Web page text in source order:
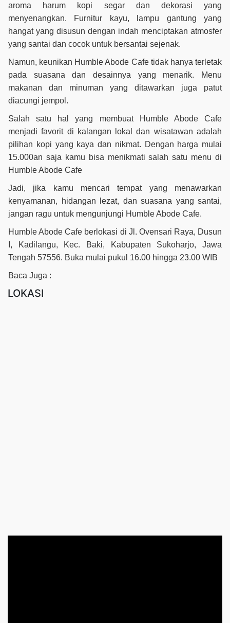
aroma harum kopi segar dan dekorasi yang
menyenangkan. Furnitur kayu, lampu gantung yang
hangat yang disusun dengan indah menciptakan atmosfer
yang santai dan cocok untuk bersantai sejenak.
Namun, keunikan Humble Abode Cafe tidak hanya terletak
pada suasana dan desainnya yang menarik. Menu
makanan dan minuman yang ditawarkan juga patut
diacungi jempol.
Salah satu hal yang membuat Humble Abode Cafe
menjadi favorit di kalangan lokal dan wisatawan adalah
pilihan kopi yang kaya dan nikmat. Dengan harga mulai
15.000an saja kamu bisa menikmati salah satu menu di
Humble Abode Cafe
Jadi, jika kamu mencari tempat yang menawarkan
kenyamanan, hidangan lezat, dan suasana yang santai,
jangan ragu untuk mengunjungi Humble Abode Cafe.
Humble Abode Cafe berlokasi di Jl. Ovensari Raya, Dusun
I, Kadilangu, Kec. Baki, Kabupaten Sukoharjo, Jawa
Tengah 57556. Buka mulai pukul 16.00 hingga 23.00 WIB
Baca Juga :
LOKASI